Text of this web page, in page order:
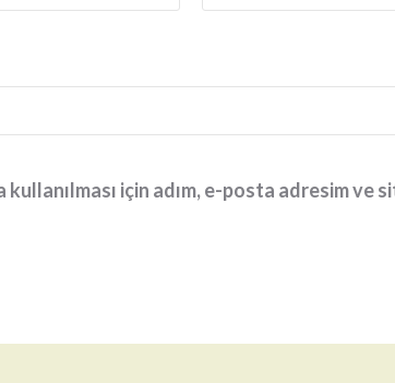
için adım, e-posta adresim ve